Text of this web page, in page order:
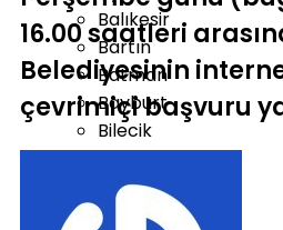
Balıkesir
Bartın
Batman
Bayburt
Bilecik
Bingöl
Bitlis
Bolu
16.00 saatleri
Belediyesinin
çevrimiçi başvuru